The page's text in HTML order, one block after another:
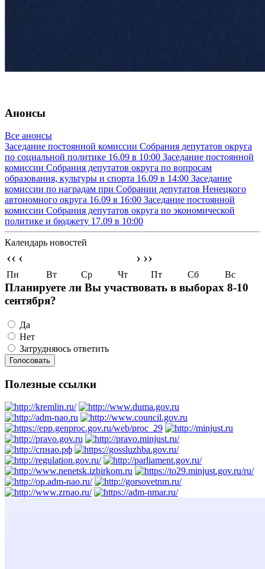
Анонсы
Все анонсы
Заседание постоянной комиссии Собрания депутатов округа
по социальной политике 16.09 в 10:00 Заседание постоянной
комиссии Собрания депутатов округа по вопросам
образования, культуры и спорта 16.09 в 14:00 Заседание
комиссии по наградам при Собрании депутатов Ненецкого
автономного округа 16.09 в 16:00 Заседание постоянной
комиссии Собрания депутатов округа по экономической
политике и бюджету 17.09 в 10:00
Календарь новостей
‹‹ ‹ › ››
Пн Вт Ср Чт Пт Сб Вс
Планируете ли Вы участвовать в выборах 8-10
сентября?
Да
Нет
Затрудняюсь ответить
Полезные ссылки